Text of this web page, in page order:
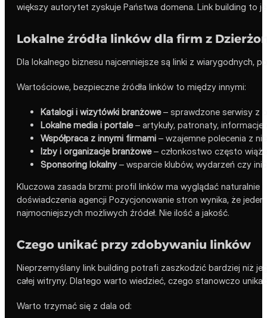
większy autorytet zyskuje Państwa domena. Link building to
Lokalne źródła linków dla firm z
Dla lokalnego biznesu najcenniejsze są linki z wiarygodnych,
Wartościowe, bezpieczne źródła linków to między innymi:
Katalogi i wizytówki branżowe– sprawdzone serwisy z
Lokalne media i portale– artykuły, patronaty,
Współpraca z innymi firmami – wzajemne polecenia z
Izby i organizacje branżowe– członkostwo często
Sponsoring lokalny – wsparcie klubów, wydarzeń czy
Kluczowa zasada brzmi: profil linków ma wyglądać
doświadczenia agencji Pozycjonowanie stron wynika, że
najmocniejszych możliwych źródeł. Nie ilość a jakość.
Czego unikać przy zdobywaniu linków
Nieprzemyślany link building potrafi zaszkodzić bardziej niż
całej witryny. Dlatego warto wiedzieć, czego stanowczo
Warto trzymać się z dala od: